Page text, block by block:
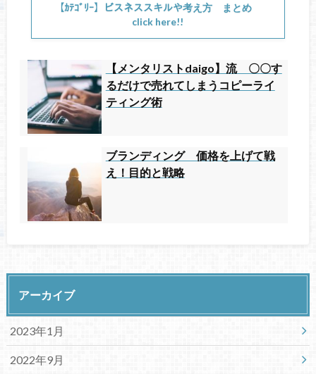
【ｶﾃｺﾞﾘｰ】ビスネススキルや考え方 まとめ
click here!!
【メンタリストdaigo】流 〇〇す
るだけで売れてしまうコピーライ
ティング術
ブランディング 価格を上げて戦
え！目的と戦略
アーカイブ
2023年1月
2022年9月